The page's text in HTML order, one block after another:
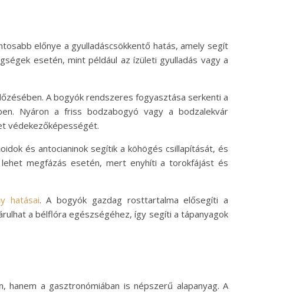
előnye a gyulladáscsökkentő hatás, amely segít
esetén, mint például az ízületi gyulladás vagy a
A bogyók rendszeres fogyasztása serkenti a
Nyáron a friss bodzabogyó vagy a bodzalekvár
védekezőképességét.
és antocianinok segítik a köhögés csillapítását, és
megfázás esetén, mert enyhíti a torokfájást és
hatásai. A bogyók gazdag rosttartalma elősegíti a
a bélflóra egészségéhez, így segíti a tápanyagok
hanem a gasztronómiában is népszerű alapanyag. A